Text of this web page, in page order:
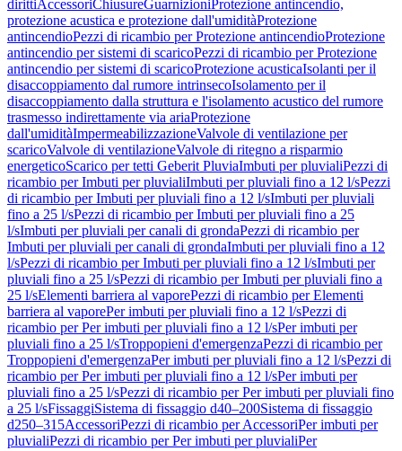
dirittiAccessoriChiusureGuarnizioniProtezione antincendio,
protezione acustica e protezione dall'umiditàProtezione
antincendioPezzi di ricambio per Protezione antincendioProtezione
antincendio per sistemi di scaricoPezzi di ricambio per Protezione
antincendio per sistemi di scaricoProtezione acusticaIsolanti per il
disaccoppiamento dal rumore intrinsecoIsolamento per il
disaccoppiamento dalla struttura e l'isolamento acustico del rumore
trasmesso indirettamente via ariaProtezione
dall'umiditàImpermeabilizzazioneValvole di ventilazione per
scaricoValvole di ventilazioneValvole di ritegno a risparmio
energeticoScarico per tetti Geberit PluviaImbuti per pluvialiPezzi di
ricambio per Imbuti per pluvialiImbuti per pluviali fino a 12 l/sPezzi
di ricambio per Imbuti per pluviali fino a 12 l/sImbuti per pluviali
fino a 25 l/sPezzi di ricambio per Imbuti per pluviali fino a 25
l/sImbuti per pluviali per canali di grondaPezzi di ricambio per
Imbuti per pluviali per canali di grondaImbuti per pluviali fino a 12
l/sPezzi di ricambio per Imbuti per pluviali fino a 12 l/sImbuti per
pluviali fino a 25 l/sPezzi di ricambio per Imbuti per pluviali fino a
25 l/sElementi barriera al vaporePezzi di ricambio per Elementi
barriera al vaporePer imbuti per pluviali fino a 12 l/sPezzi di
ricambio per Per imbuti per pluviali fino a 12 l/sPer imbuti per
pluviali fino a 25 l/sTroppopieni d'emergenzaPezzi di ricambio per
Troppopieni d'emergenzaPer imbuti per pluviali fino a 12 l/sPezzi di
ricambio per Per imbuti per pluviali fino a 12 l/sPer imbuti per
pluviali fino a 25 l/sPezzi di ricambio per Per imbuti per pluviali fino
a 25 l/sFissaggiSistema di fissaggio d40–200Sistema di fissaggio
d250–315AccessoriPezzi di ricambio per AccessoriPer imbuti per
pluvialiPezzi di ricambio per Per imbuti per pluvialiPer